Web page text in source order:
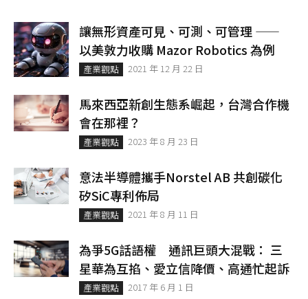
讓無形資產可見、可測、可管理 ——
以美敦力收購 Mazor Robotics 為例
產業觀點 2021 年 12 月 22 日
馬來西亞新創生態系崛起，台灣合作機
會在那裡？
產業觀點 2023 年 8 月 23 日
意法半導體攜手Norstel AB 共創碳化
矽SiC專利佈局
產業觀點 2021 年 8 月 11 日
為爭5G話語權 通訊巨頭大混戰： 三
星華為互掐、愛立信降價、高通忙起訴
產業觀點 2017 年 6 月 1 日